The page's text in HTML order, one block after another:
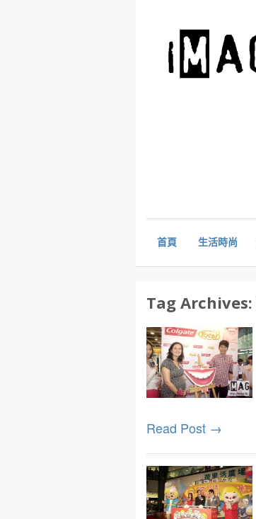
首頁 生活時尚
Tag Archives:
Read Post →